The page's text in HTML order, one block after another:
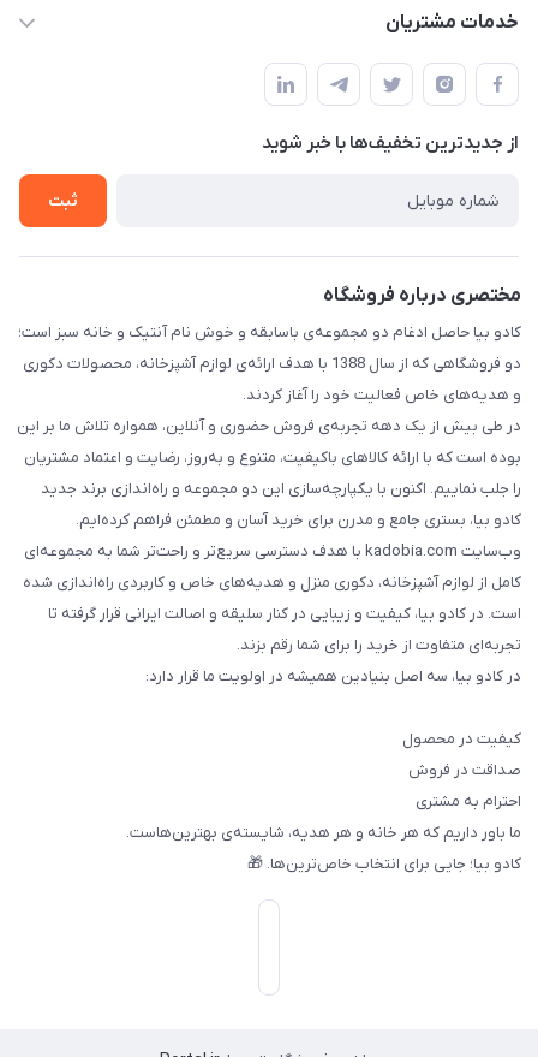
حساب کاربری
تماس با ما
خدمات مشتریان
قوانین و مقررات
حریم خصوصی
راهنما
از جدید‌ترین تخفیف‌ها با‌ خبر شوید
ثبت
مختصری درباره فروشگاه
کادو بیا حاصل ادغام دو مجموعه‌ی باسابقه و خوش‌ نام آنتیک و خانه سبز است؛
دو فروشگاهی که از سال 1388 با هدف ارائه‌ی لوازم آشپزخانه، محصولات دکوری
و هدیه‌های خاص فعالیت خود را آغاز کردند.
در طی بیش از یک دهه تجربه‌ی فروش حضوری و آنلاین، همواره تلاش ما بر این
بوده است که با ارائه کالاهای باکیفیت، متنوع و به‌روز، رضایت و اعتماد مشتریان
را جلب نماییم. اکنون با یکپارچه‌سازی این دو مجموعه و راه‌اندازی برند جدید
کادو بیا، بستری جامع و مدرن برای خرید آسان و مطمئن فراهم کرده‌ایم.
وب‌سایت kadobia.com با هدف دسترسی سریع‌تر و راحت‌تر شما به مجموعه‌ای
کامل از لوازم آشپزخانه، دکوری منزل و هدیه‌های خاص و کاربردی راه‌اندازی شده
است. در کادو بیا، کیفیت و زیبایی در کنار سلیقه و اصالت ایرانی قرار گرفته تا
تجربه‌ای متفاوت از خرید را برای شما رقم بزند.
در کادو بیا، سه اصل بنیادین همیشه در اولویت ما قرار دارد:
کیفیت در محصول
صداقت در فروش
احترام به مشتری
ما باور داریم که هر خانه و هر هدیه، شایسته‌ی بهترین‌هاست.
کادو بیا؛ جایی برای انتخاب خاص‌ترین‌ها. 🎁